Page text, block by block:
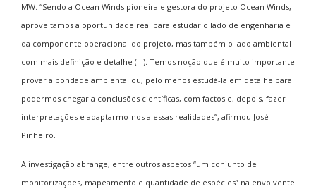
MW. “Sendo a Ocean Winds pioneira e gestora do projeto Ocean Winds,
aproveitamos a oportunidade real para estudar o lado de engenharia e
da componente operacional do projeto, mas também o lado ambiental
com mais definição e detalhe (…). Temos noção que é muito importante
provar a bondade ambiental ou, pelo menos estudá-la em detalhe para
podermos chegar a conclusões científicas, com factos e, depois, fazer
interpretações e adaptarmo-nos a essas realidades”, afirmou José
Pinheiro.
A investigação abrange, entre outros aspetos “um conjunto de
monitorizações, mapeamento e quantidade de espécies” na envolvente